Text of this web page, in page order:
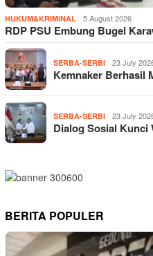
HUKUM&KRIMINAL 5 August 2026
RDP PSU Embung Bugel
SERBA-SERBI 23 July
Kemnaker Berhasil
SERBA-SERBI 23 July
Dialog Sosial
BERITA POPULER